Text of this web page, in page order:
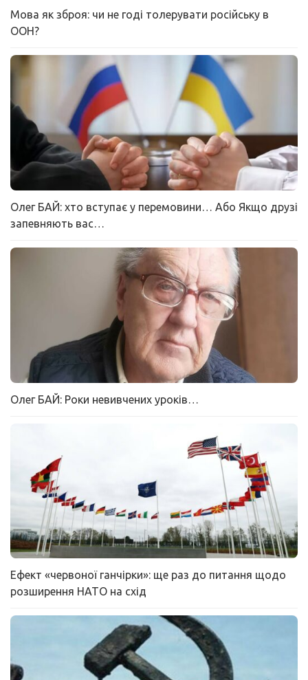
Мова як зброя: чи не годі толерувати російську в
ООН?
Олег БАЙ: хто вступає у перемовини… Або Якщо друзі
запевняють вас…
Олег БАЙ: Роки невивчених уроків…
Ефект «червоної ганчірки»: ще раз до питання щодо
розширення НАТО на схід